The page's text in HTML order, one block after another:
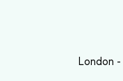
London -